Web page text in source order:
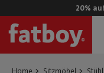
20%
Home Sitzmöbel